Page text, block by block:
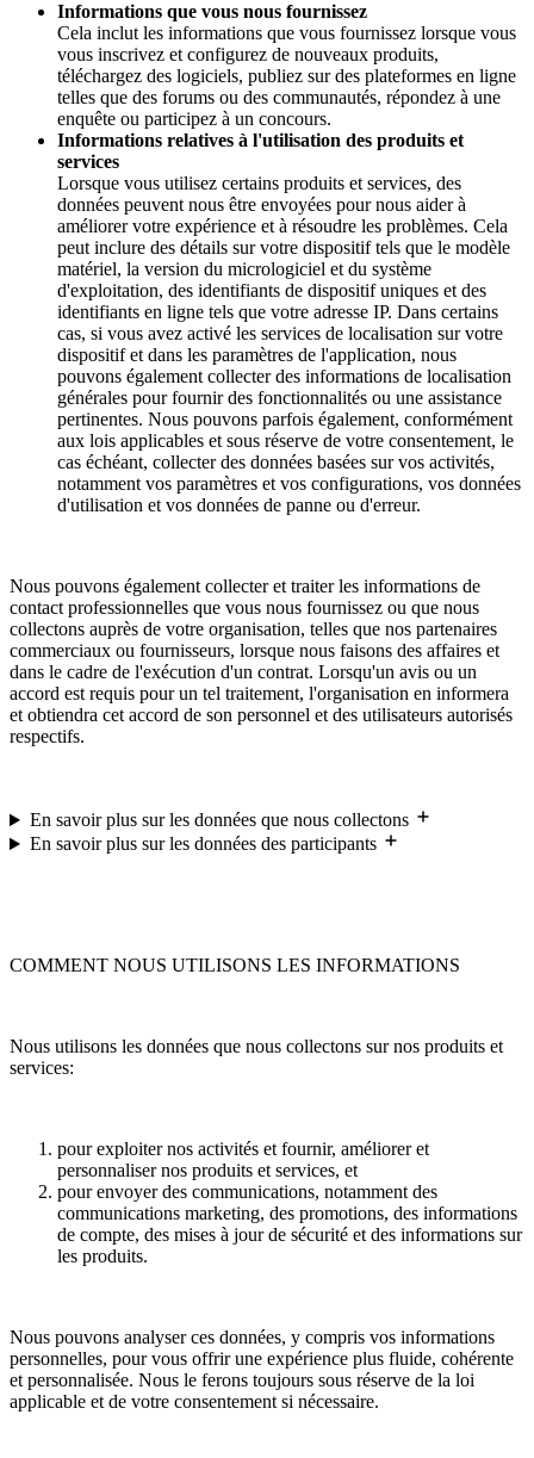
Informations que vous nous fournissez
Cela inclut les informations que vous fournissez lorsque vous
vous inscrivez et configurez de nouveaux produits,
téléchargez des logiciels, publiez sur des plateformes en ligne
telles que des forums ou des communautés, répondez à une
enquête ou participez à un concours.
Informations relatives à l'utilisation des produits et
services
Lorsque vous utilisez certains produits et services, des
données peuvent nous être envoyées pour nous aider à
améliorer votre expérience et à résoudre les problèmes. Cela
peut inclure des détails sur votre dispositif tels que le modèle
matériel, la version du micrologiciel et du système
d'exploitation, des identifiants de dispositif uniques et des
identifiants en ligne tels que votre adresse IP. Dans certains
cas, si vous avez activé les services de localisation sur votre
dispositif et dans les paramètres de l'application, nous
pouvons également collecter des informations de localisation
générales pour fournir des fonctionnalités ou une assistance
pertinentes. Nous pouvons parfois également, conformément
aux lois applicables et sous réserve de votre consentement, le
cas échéant, collecter des données basées sur vos activités,
notamment vos paramètres et vos configurations, vos données
d'utilisation et vos données de panne ou d'erreur.
Nous pouvons également collecter et traiter les informations de
contact professionnelles que vous nous fournissez ou que nous
collectons auprès de votre organisation, telles que nos partenaires
commerciaux ou fournisseurs, lorsque nous faisons des affaires et
dans le cadre de l'exécution d'un contrat. Lorsqu'un avis ou un
accord est requis pour un tel traitement, l'organisation en informera
et obtiendra cet accord de son personnel et des utilisateurs autorisés
respectifs.
En savoir plus sur les données que nous collectons
En savoir plus sur les données des participants
COMMENT NOUS UTILISONS LES INFORMATIONS
Nous utilisons les données que nous collectons sur nos produits et
services:
pour exploiter nos activités et fournir, améliorer et
personnaliser nos produits et services, et
pour envoyer des communications, notamment des
communications marketing, des promotions, des informations
de compte, des mises à jour de sécurité et des informations sur
les produits.
Nous pouvons analyser ces données, y compris vos informations
personnelles, pour vous offrir une expérience plus fluide, cohérente
et personnalisée. Nous le ferons toujours sous réserve de la loi
applicable et de votre consentement si nécessaire.